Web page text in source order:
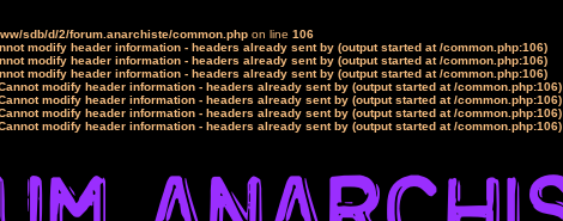
sdb/d/2/forum.anarchiste/common.php on line 106
modify header information - headers already sent by (output started at /common.php:106)
modify header information - headers already sent by (output started at /common.php:106)
modify header information - headers already sent by (output started at /common.php:106)
modify header information - headers already sent by (output started at /common.php:106)
modify header information - headers already sent by (output started at /common.php:106)
modify header information - headers already sent by (output started at /common.php:106)
modify header information - headers already sent by (output started at /common.php:106)